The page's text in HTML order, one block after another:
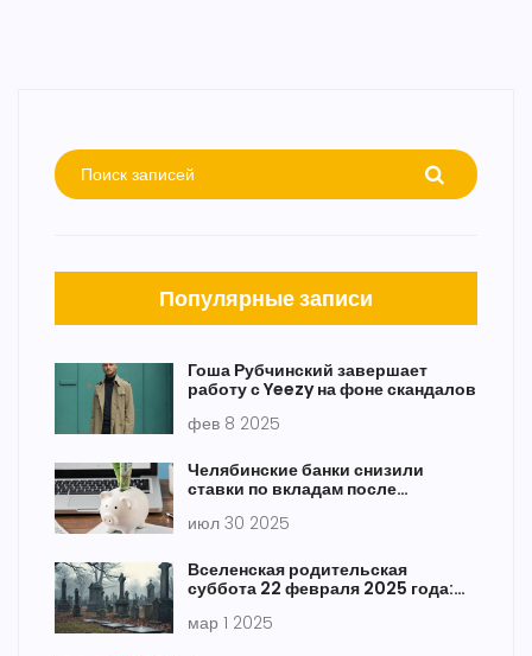
Популярные записи
Гоша Рубчинский завершает
работу с Yeezy на фоне скандалов
фев 8 2025
Челябинские банки снизили
ставки по вкладам после
июл 30 2025
Вселенская родительская
суббота 22 февраля 2025 года:
мар 1 2025